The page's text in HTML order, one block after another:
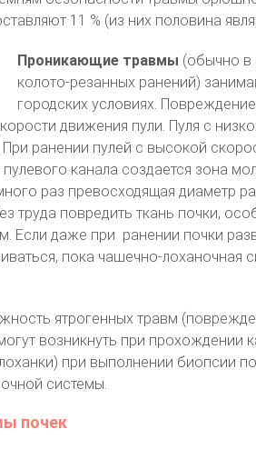
11 % (из них половина
Проникающие травмы (обычно в
колото-резанных ранений)
городских условиях.
движения пули. Пуля с
При ранении пулей с высокой
пулевого канала создается зона
раз превосходящая диаметр
труда повредить ткань почки,
Если даже при ранении почки
пока чашечно-лоханочная
ятрогенных травм
возникнуть при прохождении
при выполнении биопсии
системы.
почек